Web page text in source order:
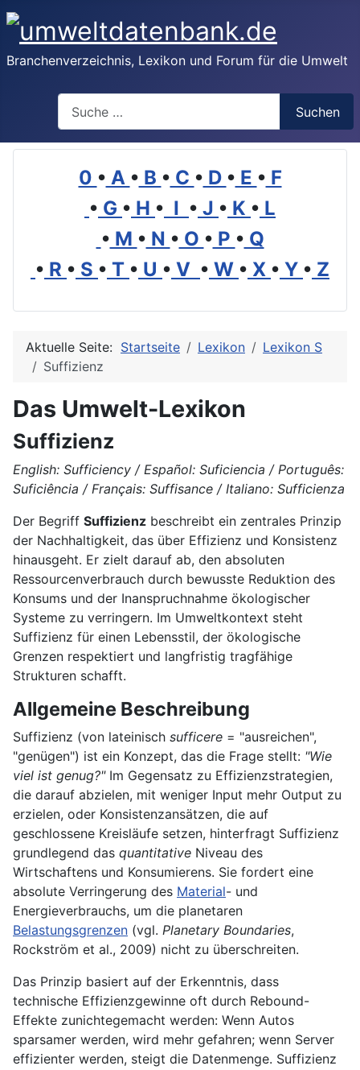
Branchenverzeichnis, Lexikon und Forum für die Umwelt
Suchen
0 • A • B • C • D • E • F
• G • H • I • J • K • L
• M • N • O • P • Q
• R • S • T • U • V • W • X • Y • Z
Aktuelle Seite: Startseite Lexikon
Lexikon S
Suffizienz
Das Umwelt-Lexikon
Suffizienz
English: Sufficiency / Español: Suficiencia / Português:
Suficiência / Français: Suffisance / Italiano: Sufficienza
Der Begriff Suffizienz beschreibt ein zentrales Prinzip
der Nachhaltigkeit, das über Effizienz und Konsistenz
hinausgeht. Er zielt darauf ab, den absoluten
Ressourcenverbrauch durch bewusste Reduktion des
Konsums und der Inanspruchnahme ökologischer
Systeme zu verringern. Im Umweltkontext steht
Suffizienz für einen Lebensstil, der ökologische
Grenzen respektiert und langfristig tragfähige
Strukturen schafft.
Allgemeine Beschreibung
Suffizienz (von lateinisch sufficere = "ausreichen",
"genügen") ist ein Konzept, das die Frage stellt: "Wie
viel ist genug?"Im Gegensatz zu Effizienzstrategien,
die darauf abzielen, mit weniger Input mehr Output zu
erzielen, oder Konsistenzansätzen, die auf
geschlossene Kreisläufe setzen, hinterfragt Suffizienz
grundlegend das quantitative Niveau des
Wirtschaftens und Konsumierens. Sie fordert eine
absolute Verringerung des Material- und
Energieverbrauchs, um die planetaren
Belastungsgrenzen (vgl. Planetary Boundaries,
Rockström et al., 2009) nicht zu überschreiten.
Das Prinzip basiert auf der Erkenntnis, dass
technische Effizienzgewinne oft durch Rebound-
Effekte zunichtegemacht werden: Wenn Autos
sparsamer werden, wird mehr gefahren; wenn Server
effizienter werden, steigt die Datenmenge. Suffizienz